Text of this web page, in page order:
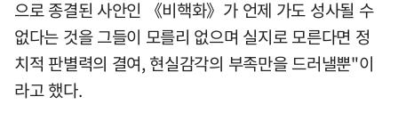
으로 종결된 사안인 《비핵화》가 언제 가도 성사될 수
없다는 것을 그들이 모를리 없으며 실지로 모른다면 정
치적 판별력의 결여, 현실감각의 부족만을 드러낼뿐"이
라고 했다.